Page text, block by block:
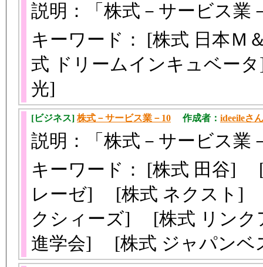
説明：「株式－サービス業
キーワード： [株式 日本
式 ドリームインキュベ
光]
[ビジネス] 株式－サービス業－10 作成者： ideeileさん
説明：「株式－サービス業
キーワード： [株式 田谷
レーゼ] [株式 ネクスト]
クシィーズ] [株式 リン
進学会] [株式 ジャパン